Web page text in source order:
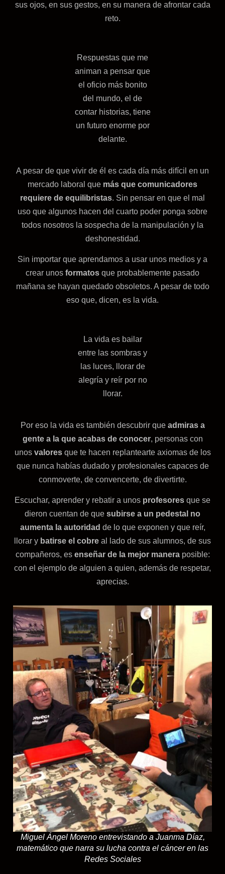
sus ojos, en sus gestos, en su manera de afrontar cada
reto.
Respuestas que me
animan a pensar que
el oficio más bonito
del mundo, el de
contar historias, tiene
un futuro enorme por
delante.
A pesar de que vivir de él es cada día más difícil en un
mercado laboral que más que comunicadores
requiere de equilibristas. Sin pensar en que el mal
uso que algunos hacen del cuarto poder ponga sobre
todos nosotros la sospecha de la manipulación y la
deshonestidad.
Sin importar que aprendamos a usar unos medios y a
crear unos formatos que probablemente pasado
mañana se hayan quedado obsoletos. A pesar de todo
eso que, dicen, es la vida.
La vida es bailar
entre las sombras y
las luces, llorar de
alegría y reír por no
llorar.
Por eso la vida es también descubrir que admiras a
gente a la que acabas de conocer, personas con
unos valoresque te hacen replantearte axiomas de los
que nunca habías dudado y profesionales capaces de
conmoverte, de convencerte, de divertirte.
Escuchar, aprender y rebatir a unos profesores que se
dieron cuentan de que subirse a un pedestal no
aumenta la autoridad de lo que exponen y que reír,
llorar y batirse el cobre al lado de sus alumnos, de sus
compañeros, es enseñar de la mejor maneraposible:
con el ejemplo de alguien a quien, además de respetar,
aprecias.
Miguel Ángel Moreno entrevistando a Juanma Díaz,
matemático que narra su lucha contra el cáncer en las
Redes Sociales